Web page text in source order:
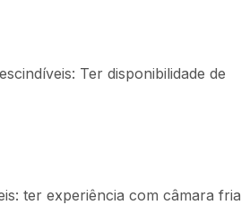
Ter disponibilidade de
ter experiência com câmara fria